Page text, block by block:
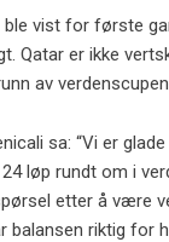
ble vist for første
Qatar er ikke
av
sa: “Vi er
løp rundt om i
etter å være
balansen riktig for